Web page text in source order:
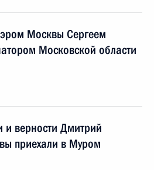
Москвы Сергеем
Московской области
верности Дмитрий
приехали в Муром